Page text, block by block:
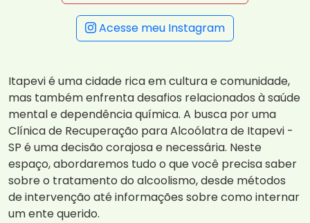
Acesse meu Instagram
Itapevi é uma cidade rica em cultura e comunidade,
mas também enfrenta desafios relacionados à saúde
mental e dependência química. A busca por uma
Clínica de Recuperação para Alcoólatra de Itapevi -
SP é uma decisão corajosa e necessária. Neste
espaço, abordaremos tudo o que você precisa saber
sobre o tratamento do alcoolismo, desde métodos
de intervenção até informações sobre como internar
um ente querido.